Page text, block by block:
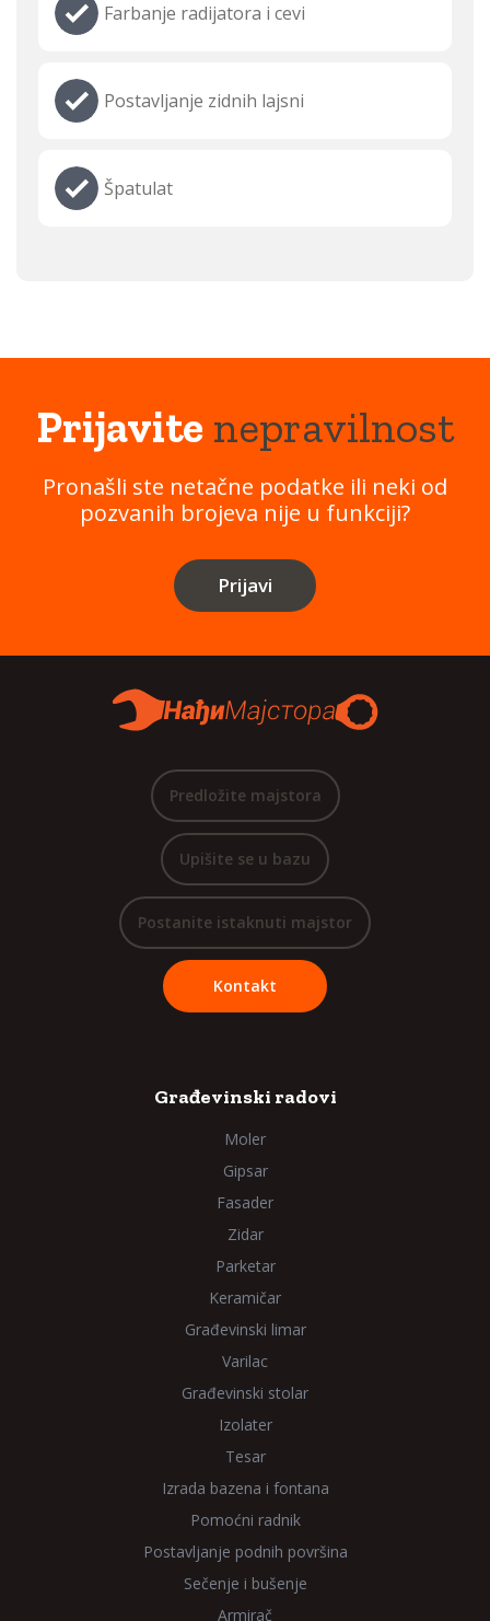
Farbanje radijatora i cevi
Postavljanje zidnih lajsni
Špatulat
Prijavitenepravilnost
Pronašli ste netačne podatke ili neki od
pozvanih brojeva nije u funkciji?
Prijavi
Predložite majstora
Upišite se u bazu
Postanite istaknuti majstor
Kontakt
Građevinski radovi
Moler
Gipsar
Fasader
Zidar
Parketar
Keramičar
Građevinski limar
Varilac
Građevinski stolar
Izolater
Tesar
Izrada bazena i fontana
Pomoćni radnik
Postavljanje podnih površina
Sečenje i bušenje
Armirač